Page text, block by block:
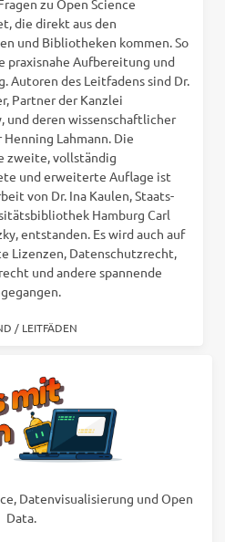
zu Open Science
die direkt aus den
und Bibliotheken kommen. So
praxisnahe Aufbereitung und
Autoren des Leitfadens sind Dr.
Partner der Kanzlei
und deren wissenschaftlicher
Lahmann. Die
zweite, vollständig
und erweiterte Auflage ist
von Dr. Ina Kaulen, Staats-
Hamburg Carl
entstanden. Es wird auch auf
Lizenzen, Datenschutzrecht,
und andere spannende
/ LEITFÄDEN
Datenvisualisierung und Open
Data.